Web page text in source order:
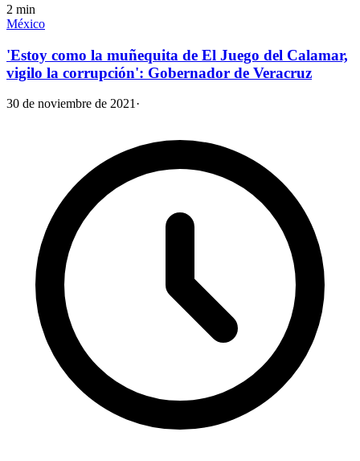
2 min
México
'Estoy como la muñequita de El Juego del Calamar,
vigilo la corrupción': Gobernador de Veracruz
30 de noviembre de 2021 ·